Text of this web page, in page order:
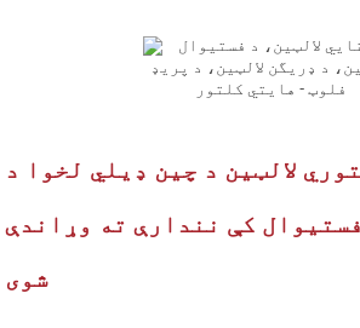
لالټین د چین ډیلي لخوا د
کې نندارې ته وړاندې
شوی